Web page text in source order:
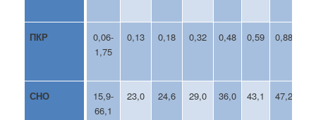
ПКР
0,06-
1,75
0,13 0,18 0,32 0,48 0,59 0,88
СНО
15,9-
66,1
23,0 24,6 29,0 36,0 43,1 47,2